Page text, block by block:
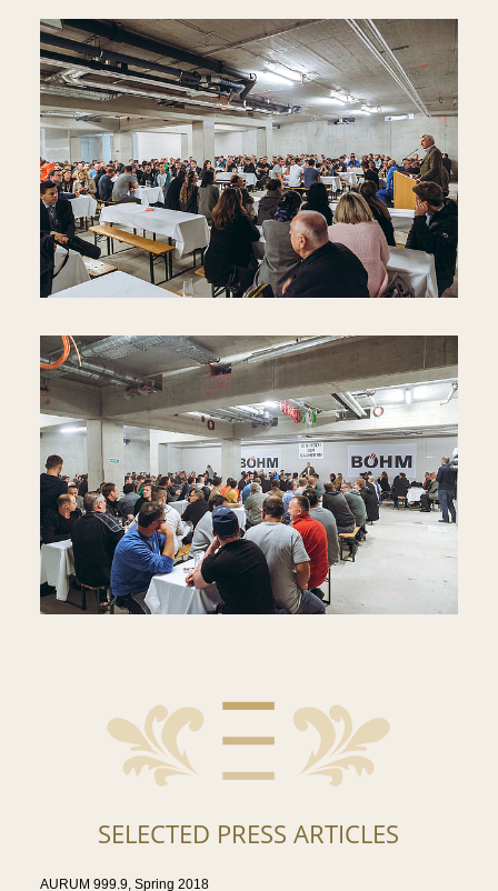
SELECTED PRESS ARTICLES
AURUM 999.9, Spring 2018